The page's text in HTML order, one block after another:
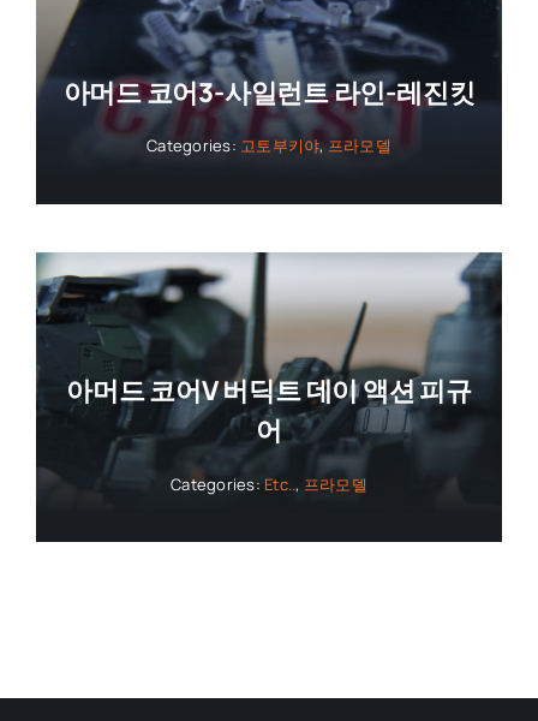
아머드 코어3-사일런트 라인-레진킷
Categories: 고토부키야, 프라모델
아머드 코어V 버딕트 데이 액션 피규
어
Categories: Etc.., 프라모델